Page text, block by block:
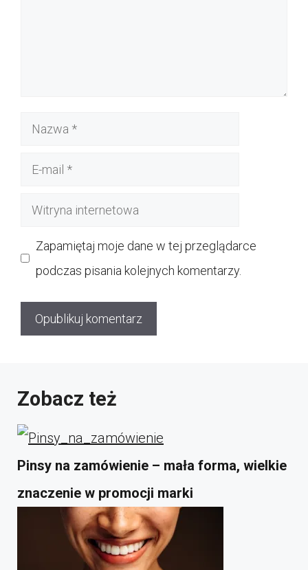
Nazwa
Witryna
Zapamiętaj moje dane w tej przeglądarce
podczas pisania kolejnych komentarzy.
Zobacz też
Pinsy na zamówienie – mała forma, wielkie
znaczenie w promocji marki